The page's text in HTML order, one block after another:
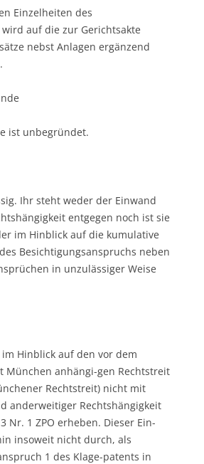
Einzelheiten des
auf die zur Gerichtsakte
nebst Anlagen ergänzend
ist unbegründet.
Ihr steht weder der Einwand
entgegen noch ist sie
im Hinblick auf die kumulative
Besichtigungsanspruchs neben
in unzulässiger Weise
im Hinblick auf den vor dem
München anhängi-gen Rechtstreit
Rechtstreit) nicht mit
anderweitiger Rechtshängigkeit
Nr. 1 ZPO erheben. Dieser Ein-
insoweit nicht durch, als
1 des Klage-patents in